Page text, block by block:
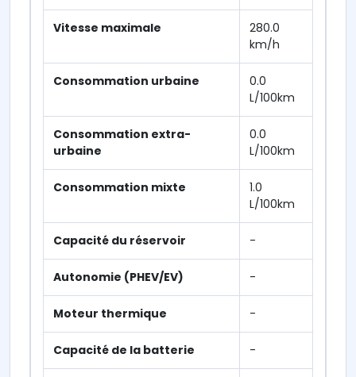
Vitesse maximale
280.0
km/h
Consommation urbaine
0.0
L/100km
Consommation extra-
urbaine
0.0
L/100km
Consommation mixte
1.0
L/100km
Capacité du réservoir -
Autonomie (PHEV/EV) -
Moteur thermique -
Capacité de la batterie -